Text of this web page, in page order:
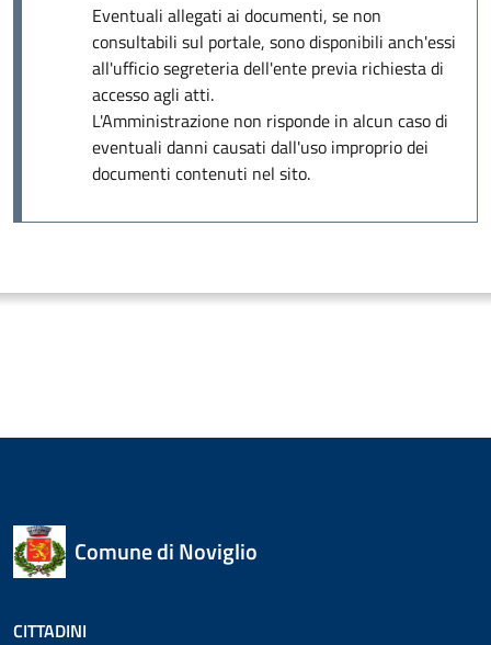
Eventuali allegati ai documenti, se non
consultabili sul portale, sono disponibili anch'essi
all'ufficio segreteria dell'ente previa richiesta di
accesso agli atti.
L'Amministrazione non risponde in alcun caso di
eventuali danni causati dall'uso improprio dei
documenti contenuti nel sito.
Comune di Noviglio
CITTADINI